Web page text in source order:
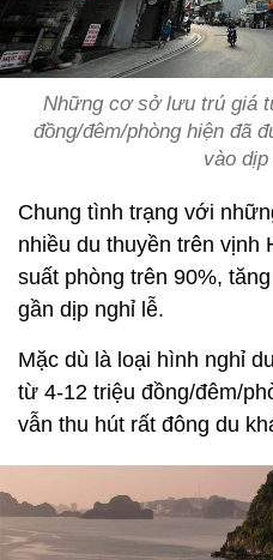
Những cơ sở lưu trú giá
đồng/đêm/phòng hiện đã
vào
Chung tình trạng với
nhiều du thuyền trên vịnh
suất phòng trên 90%,
gần dịp nghỉ lễ.
Mặc dù là loại hình nghỉ
từ 4-12 triệu đồng/đêm/
vẫn thu hút rất đông du